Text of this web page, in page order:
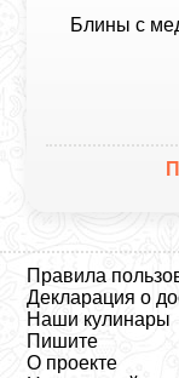
Блины с
Правила
Декларация о
Наши кулинары
Пишите
О проекте